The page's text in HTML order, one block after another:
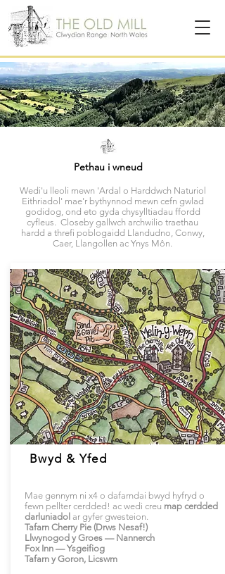
Pethau i wneud
Wedi'u lleoli mewn 'Ardal o Harddwch Naturiol
Eithriadol' mae'r bythynnod mewn cefn gwlad
godidog, ond eto gyda chysylltiadau ffordd
cyfleus. Closeby gallwch archwilio traethau
hardd a threfi poblogaidd Llandudno, Conwy,
Caer, Llangollen ac Ynys Môn.
Bwyd & Yfed
Mae gennym ni x4 o dafarndai bwyd hyfryd o
fewn pellter cerdded! ac wedi creu map cerdded
darluniadol ar gyfer gwesteion.
Tafarn Cherry Pie (Drws Nesaf!)
Llwynogod y Groes — Nannerch
Fox Inn — Ysgeifiog
Tafarn y Goron, Licswm